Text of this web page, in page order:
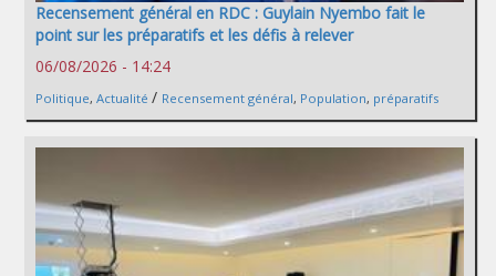
Recensement général en RDC : Guylain Nyembo fait le
point sur les préparatifs et les défis à relever
06/08/2026 - 14:24
Politique, Actualité / Recensement général, Population, préparatifs